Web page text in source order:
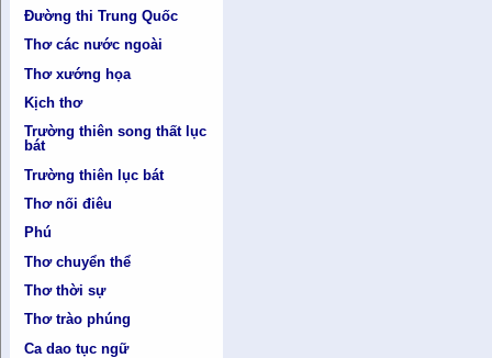
Đường thi Trung Quốc
Thơ các nước ngoài
Thơ xướng họa
Kịch thơ
Trường thiên song thất lục
bát
Trường thiên lục bát
Thơ nối điêu
Phú
Thơ chuyển thể
Thơ thời sự
Thơ trào phúng
Ca dao tục ngữ